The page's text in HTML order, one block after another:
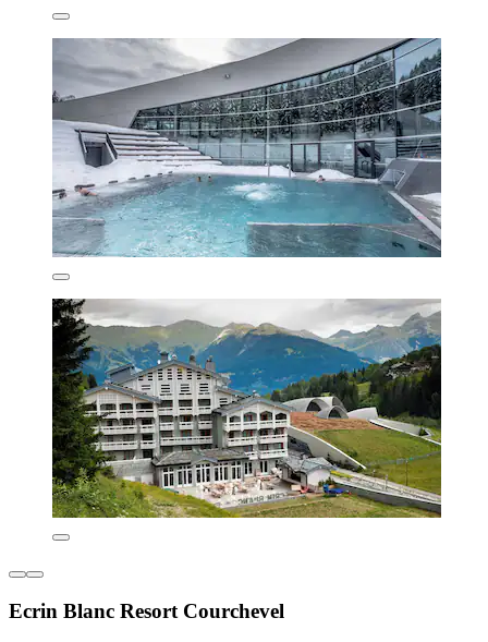
Ecrin Blanc Resort Courchevel